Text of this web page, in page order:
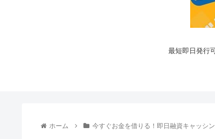
最短即日発行
ホーム 今すぐお金を借りる！即日融資キャッシ